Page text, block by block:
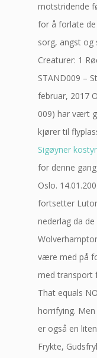
motstridende
for å forlate
sorg, angst og
Creaturer: 1
STAND009 –
februar, 2017
009) har vært
kjører til
Sigøyner
for denne
Oslo.
fortsetter
nederlag da
være med på
med transport
That equals
horrifying.
er også en
Frykte,